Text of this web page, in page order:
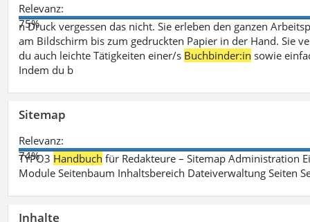
Relevanz:
75%
n Druck vergessen das nicht. Sie erleben den ganzen
am Bildschirm bis zum gedruckten Papier in der Hand. Sie
du auch leichte Tätigkeiten einer/s Buchbinder:in sowie
Indem du b
Sitemap
Relevanz:
74%
TYPO3 Handbuch für Redakteure – Sitemap Administration
Module Seitenbaum Inhaltsbereich Dateiverwaltung Seiten
Inhalte